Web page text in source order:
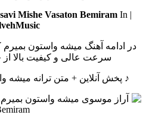
| Download Song
Mishe Vasaton BemiramIn
|
در ادامه آهنگ میشه واستون بمیرم
سرعت عالی و کیفیت بالا از
♪ پخش آنلاین + متن ترانه میشه